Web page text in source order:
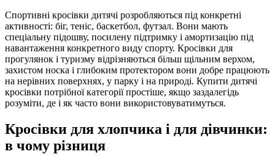
Спортивні кросівки дитячі розробляються під конкретні
активності: біг, теніс, баскетбол, футзал. Вони мають
спеціальну підошву, посилену підтримку і амортизацію під
навантаження конкретного виду спорту. Кросівки для
прогулянок і туризму відрізняються більш щільним верхом,
захистом носка і глибоким протектором вони добре працюють
на нерівних поверхнях, у парку і на природі. Купити дитячі
кросівки потрібної категорії простіше, якщо заздалегідь
розуміти, де і як часто вони використовуватимуться.
Кросівки для хлопчика і для дівчинки:
в чому різниця